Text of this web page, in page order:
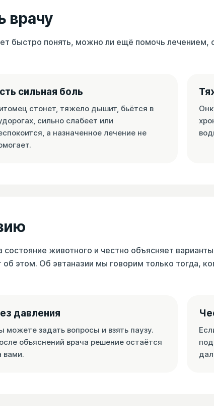
врачу
быстро понять, можно ли ещё помочь лечением,
сильная боль
стонет, тяжело дышит, бьётся в
сильно слабеет или
а назначенное лечение не
животного и честно объясняет
этом. Об эвтаназии мы говорим только тогда,
давления
можете задать вопросы и взять паузу.
объяснений врача решение остаётся
вами.